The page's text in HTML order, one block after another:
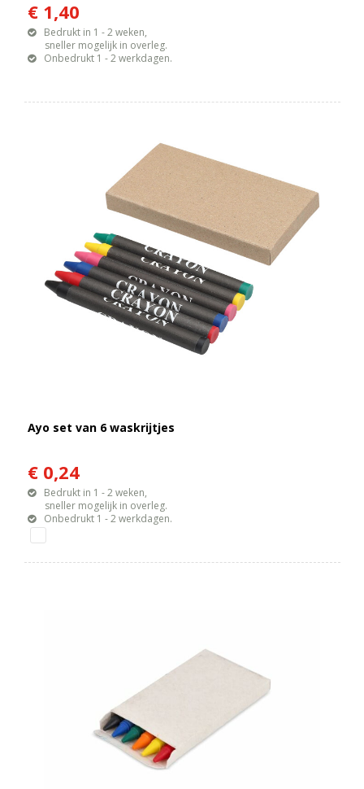
€ 1,40
Bedrukt in 1 - 2 weken,
sneller mogelijk in overleg.
Onbedrukt 1 - 2 werkdagen.
Ayo set van 6 waskrijtjes
€ 0,24
Bedrukt in 1 - 2 weken,
sneller mogelijk in overleg.
Onbedrukt 1 - 2 werkdagen.